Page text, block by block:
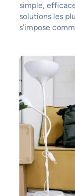
simple,
solutions les
s’impose